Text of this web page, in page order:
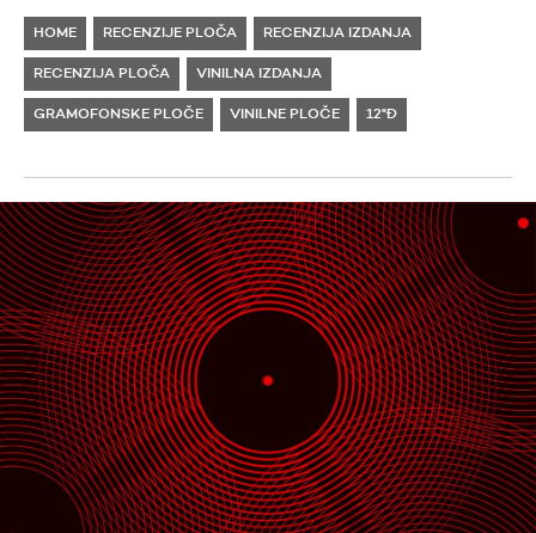
HOME RECENZIJE PLOČA RECENZIJA IZDANJA
RECENZIJA PLOČA VINILNA IZDANJA
GRAMOFONSKE PLOČE VINILNE PLOČE 12"Đ